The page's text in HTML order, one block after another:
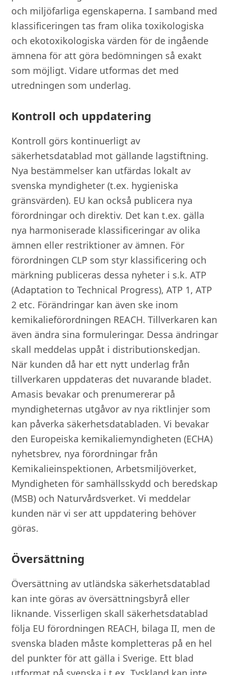
och miljöfarliga egenskaperna. I samband med
klassificeringen tas fram olika toxikologiska
och ekotoxikologiska värden för de ingående
ämnena för att göra bedömningen så exakt
som möjligt. Vidare utformas det med
utredningen som underlag.
Kontroll och uppdatering
Kontroll görs kontinuerligt av
säkerhetsdatablad mot gällande lagstiftning.
Nya bestämmelser kan utfärdas lokalt av
svenska myndigheter (t.ex. hygieniska
gränsvärden). EU kan också publicera nya
förordningar och direktiv. Det kan t.ex. gälla
nya harmoniserade klassificeringar av olika
ämnen eller restriktioner av ämnen. För
förordningen CLP som styr klassificering och
märkning publiceras dessa nyheter i s.k. ATP
(Adaptation to Technical Progress), ATP 1, ATP
2 etc. Förändringar kan även ske inom
kemikalieförordningen REACH. Tillverkaren kan
även ändra sina formuleringar. Dessa ändringar
skall meddelas uppåt i distributionskedjan.
När kunden då har ett nytt underlag från
tillverkaren uppdateras det nuvarande bladet.
Amasis bevakar och prenumererar på
myndigheternas utgåvor av nya riktlinjer som
kan påverka säkerhetsdatabladen. Vi bevakar
den Europeiska kemikaliemyndigheten (ECHA)
nyhetsbrev, nya förordningar från
Kemikalieinspektionen, Arbetsmiljöverket,
Myndigheten för samhällsskydd och beredskap
(MSB) och Naturvårdsverket. Vi meddelar
kunden när vi ser att uppdatering behöver
göras.
Översättning
Översättning av utländska säkerhetsdatablad
kan inte göras av översättningsbyrå eller
liknande. Visserligen skall säkerhetsdatablad
följa EU förordningen REACH, bilaga II, men de
svenska bladen måste kompletteras på en hel
del punkter för att gälla i Sverige. Ett blad